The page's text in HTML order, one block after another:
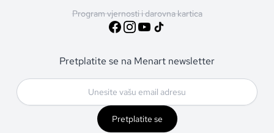
Program vjernosti i darovna kartica
Pretplatite se na Menart newsletter
Pretplatite se